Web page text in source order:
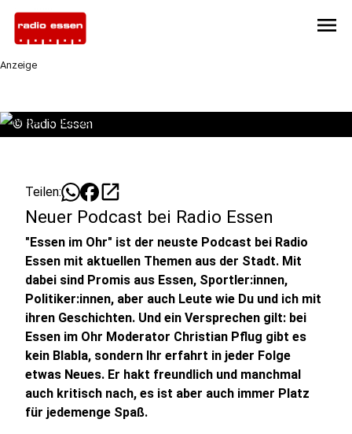
menu
Anzeige
© Radio Essen
Teilen: open_in_new
Neuer Podcast bei Radio Essen
"Essen im Ohr" ist der neuste Podcast bei Radio
Essen mit aktuellen Themen aus der Stadt. Mit
dabei sind Promis aus Essen, Sportler:innen,
Politiker:innen, aber auch Leute wie Du und ich mit
ihren Geschichten. Und ein Versprechen gilt: bei
Essen im Ohr Moderator Christian Pflug gibt es
kein Blabla, sondern Ihr erfahrt in jeder Folge
etwas Neues. Er hakt freundlich und manchmal
auch kritisch nach, es ist aber auch immer Platz
für jedemenge Spaß.